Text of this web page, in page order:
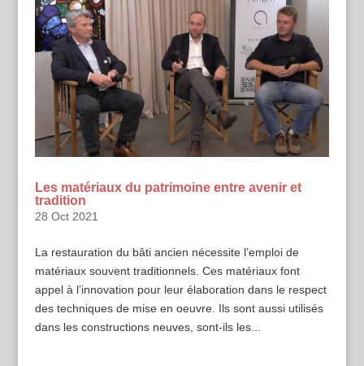
Les matériaux du patrimoine entre avenir et
tradition
28 Oct 2021
La restauration du bâti ancien nécessite l’emploi de
matériaux souvent traditionnels. Ces matériaux font
appel à l’innovation pour leur élaboration dans le respect
des techniques de mise en oeuvre. Ils sont aussi utilisés
dans les constructions neuves, sont-ils les...